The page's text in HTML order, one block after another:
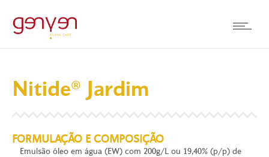
Nitide® Jardim
FORMULAÇÃO E COMPOSIÇÃO
Emulsão óleo em água (EW) com 200g/L ou 19,40% (p/p) de